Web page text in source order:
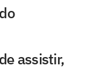
assistir,